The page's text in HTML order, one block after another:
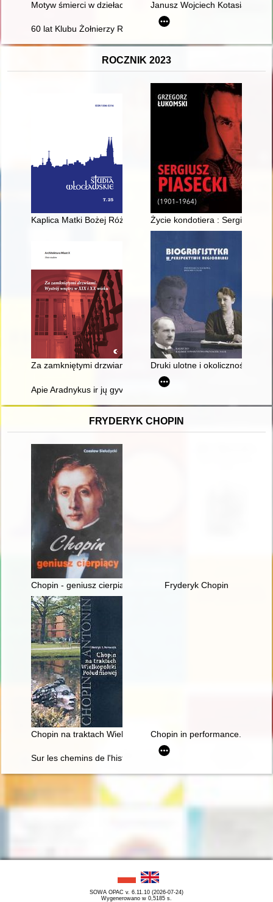
Motyw śmierci w dziełach kultury - ujęcie literaturoznawcze i
Janusz Wojciech Kotasiak :
60 lat Klubu Żołnierzy Rezerwy Ligi Obrony Kraju w Nakle nad
ROCZNIK 2023
Kaplica Matki Bożej Różańcowej z sieradzkiej bazyliki :
Życie kondotiera : Sergiusz
Za zamkniętymi drzwiami : wystrój wnętrz w XIX i XX wieku
Druki ulotne i okolicznościowe
Apie Aradnykus ir jų gyventojus
FRYDERYK CHOPIN
Chopin - geniusz cierpiący Fryderyk Chopin
Chopin na traktach Wielkopolski południowej
Chopin in performance.
Sur les chemins de l'histoire littéraire. En hommage à Maciej
SOWA OPAC v. 6.11.10 (2026-07-24)
Wygenerowano w 0,5185 s.